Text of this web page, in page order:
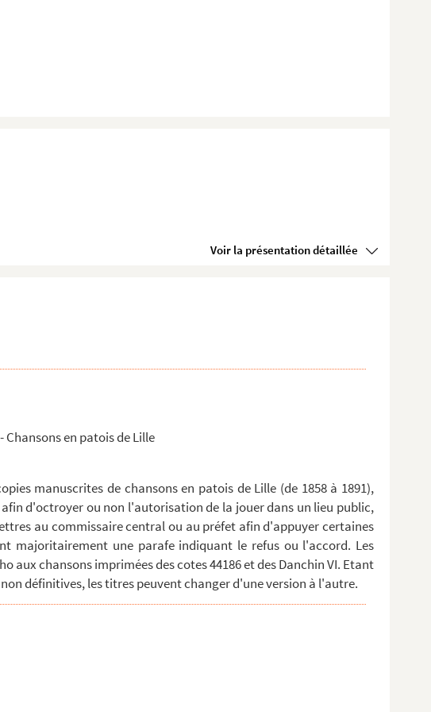
Voir la présentation détaillée
Chansons en patois de Lille
manuscrites de chansons en patois de Lille (de 1858 à 1891),
d'octroyer ou non l'autorisation de la jouer dans un lieu public,
au commissaire central ou au préfet afin d'appuyer certaines
majoritairement une parafe indiquant le refus ou l'accord. Les
aux chansons imprimées des cotes 44186 et des Danchin VI. Etant
définitives, les titres peuvent changer d'une version à l'autre.